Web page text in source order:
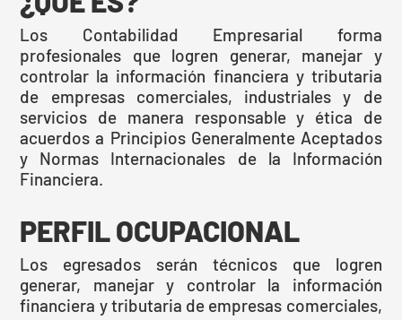
Los Contabilidad Empresarial forma
profesionales que logren generar, manejar y
controlar la información financiera y tributaria
de empresas comerciales, industriales y de
servicios de manera responsable y ética de
acuerdos a Principios Generalmente Aceptados
y Normas Internacionales de la Información
Financiera.
PERFIL OCUPACIONAL
Los egresados serán técnicos que logren
generar, manejar y controlar la información
financiera y tributaria de empresas comerciales,